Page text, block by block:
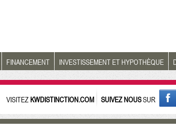
FINANCEMENT INVESTISSEMENT ET HYPOTHÈQUE
VISITEZKWDISTINCTION.COM SUIVEZ NOUSSUR